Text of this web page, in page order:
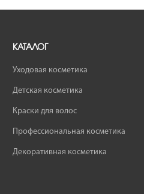
КАТАЛОГ
Уходовая косметика
Детская косметика
Краски для волос
Профессиональная косметика
Декоративная косметика